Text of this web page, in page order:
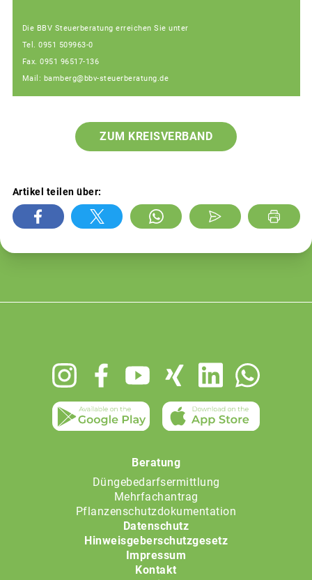
Die BBV Steuerberatung erreichen Sie unter
Tel. 0951 509963-0
Fax. 0951 96517-136
Mail: bamberg@bbv-steuerberatung.de
ZUM KREISVERBAND
Artikel teilen über:
Beratung
Düngebedarfsermittlung
Mehrfachantrag
Pflanzenschutzdokumentation
Datenschutz
Hinweisgeberschutzgesetz
Impressum
Kontakt